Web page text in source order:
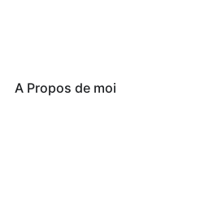
A Propos de moi